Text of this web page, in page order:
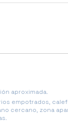
aproximada.
empotrados,
cercano, zona